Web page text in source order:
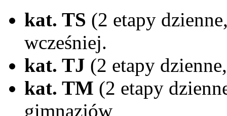
kat. TS (2 etapy
wcześniej.
kat. TJ (2 etapy
kat. TM (2 etapy
gimnazjów